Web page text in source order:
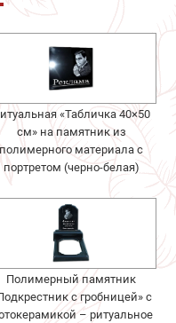
«Табличка 40×50
см» на памятник из
полимерного материала с
портретом (черно-белая)
Полимерный памятник
с гробницей» с
– ритуальное